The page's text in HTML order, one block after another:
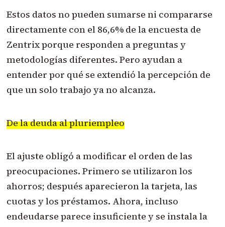
Estos datos no pueden sumarse ni compararse
directamente con el 86,6% de la encuesta de
Zentrix porque responden a preguntas y
metodologías diferentes. Pero ayudan a
entender por qué se extendió la percepción de
que un solo trabajo ya no alcanza.
De la deuda al pluriempleo
El ajuste obligó a modificar el orden de las
preocupaciones. Primero se utilizaron los
ahorros; después aparecieron la tarjeta, las
cuotas y los préstamos. Ahora, incluso
endeudarse parece insuficiente y se instala la